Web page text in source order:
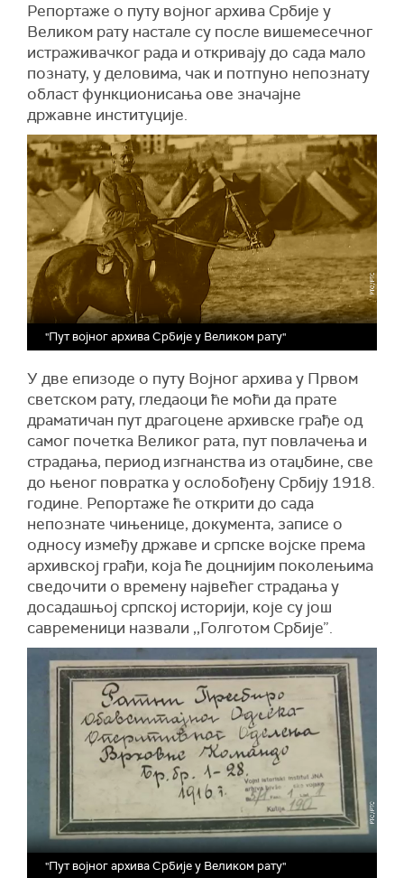
Репортаже о путу војног архива Србије у
Великом рату настале су после вишемесечног
истраживачког рада и откривају до сада мало
познату, у деловима, чак и потпуно непознату
област функционисања ове значајне
државне институције.
"Пут војног архива Србије у Великом рату"
У две епизоде о путу Војног архива у Првом
светском рату, гледаоци ће моћи да прате
драматичан пут драгоцене архивске грађе од
самог почетка Великог рата, пут повлачења и
страдања, период изгнанства из отаџбине, све
до њеног повратка у ослобођену Србију 1918.
године. Репортаже ће открити до сада
непознате чињенице, документа, записе о
односу између државе и српске војске према
архивској грађи, која ће доцнијим поколењима
сведочити о времену највећег страдања у
досадашњој српској историји, које су још
савременици назвали ,,Голготом Србије”.
"Пут војног архива Србије у Великом рату"